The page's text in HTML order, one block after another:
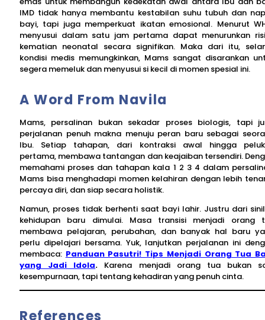
IMD tidak hanya membantu kestabilan suhu tubuh dan
bayi, tapi juga memperkuat ikatan emosional. Menurut
menyusui dalam satu jam pertama dapat menurunkan
kematian neonatal secara signifikan. Maka dari itu,
kondisi medis memungkinkan, Mams sangat disarankan
segera memeluk dan menyusui si kecil di momen spesial ini.
A Word From Navila
Mams, persalinan bukan sekadar proses biologis, tapi
perjalanan penuh makna menuju peran baru sebagai
Ibu. Setiap tahapan, dari kontraksi awal hingga
pertama, membawa tantangan dan keajaiban tersendiri.
memahami proses dan tahapan kala 1 2 3 4 dalam
Mams bisa menghadapi momen kelahiran dengan lebih
percaya diri, dan siap secara holistik.
Namun, proses tidak berhenti saat bayi lahir. Justru dari
kehidupan baru dimulai. Masa transisi menjadi orang
membawa pelajaran, perubahan, dan banyak hal baru
perlu dipelajari bersama. Yuk, lanjutkan perjalanan ini
membaca: Panduan Pasutri! Tips Menjadi Orang Tua
yang Jadi Idola. Karena menjadi orang tua bukan
kesempurnaan, tapi tentang kehadiran yang penuh cinta.